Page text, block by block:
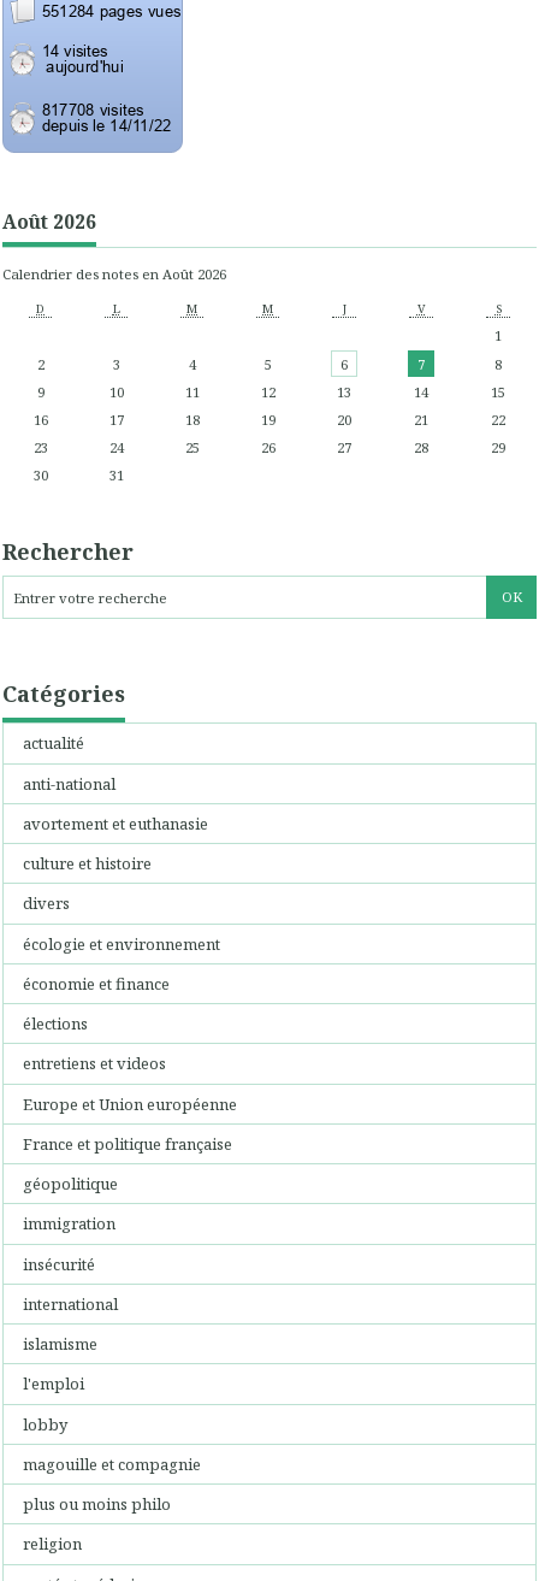
Août 2026
Calendrier des notes en Août 2026
D L M M J V S
1
2
3 4 5 6 7
8
9
10 11 12 13 14
15
16
17 18 19 20 21
22
23
24 25 26 27 28
29
30
31
Rechercher
Catégories
actualité
anti-national
avortement et euthanasie
culture et histoire
divers
écologie et environnement
économie et finance
élections
entretiens et videos
Europe et Union européenne
France et politique française
géopolitique
immigration
insécurité
international
islamisme
l'emploi
lobby
magouille et compagnie
plus ou moins philo
religion